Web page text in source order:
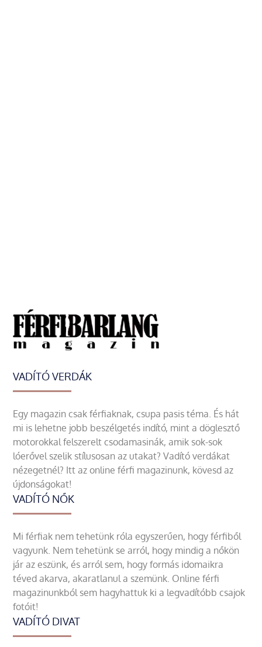
VADÍTÓ VERDÁK
Egy magazin csak férfiaknak, csupa pasis téma. És hát
mi is lehetne jobb beszélgetés indító, mint a döglesztő
motorokkal felszerelt csodamasinák, amik sok-sok
lóerővel szelik stílusosan az utakat? Vadító verdákat
nézegetnél? Itt az online férfi magazinunk, kövesd az
újdonságokat!
VADÍTÓ NŐK
Mi férfiak nem tehetünk róla egyszerűen, hogy férfiből
vagyunk. Nem tehetünk se arról, hogy mindig a nőkön
jár az eszünk, és arról sem, hogy formás idomaikra
téved akarva, akaratlanul a szemünk. Online férfi
magazinunkból sem hagyhattuk ki a legvadítóbb csajok
fotóit!
VADÍTÓ DIVAT